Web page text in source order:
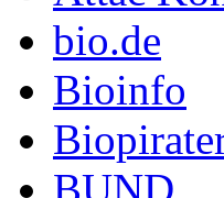
bio.de
Bioinfo